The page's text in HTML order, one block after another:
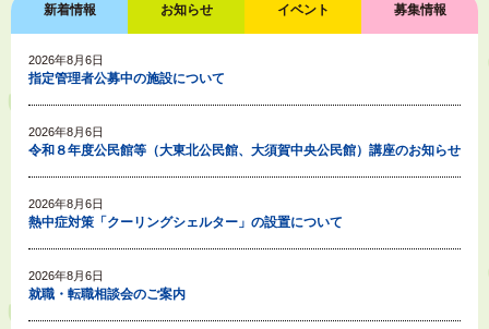
新着情報 お知らせ イベント 募集情報
2026年8月6日
指定管理者公募中の施設について
2026年8月6日
令和８年度公民館等（大東北公民館、大須賀中央公民館）講座のお知らせ
2026年8月6日
熱中症対策「クーリングシェルター」の設置について
2026年8月6日
就職・転職相談会のご案内